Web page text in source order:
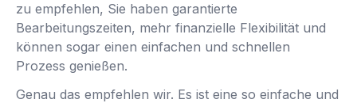
zu empfehlen, Sie haben garantierte
Bearbeitungszeiten, mehr finanzielle Flexibilität und
können sogar einen einfachen und schnellen
Prozess genießen.
Genau das empfehlen wir. Es ist eine so einfache und